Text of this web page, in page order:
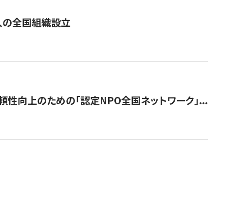
の全国組織設立
向上のための「認定NPO全国ネットワーク」...